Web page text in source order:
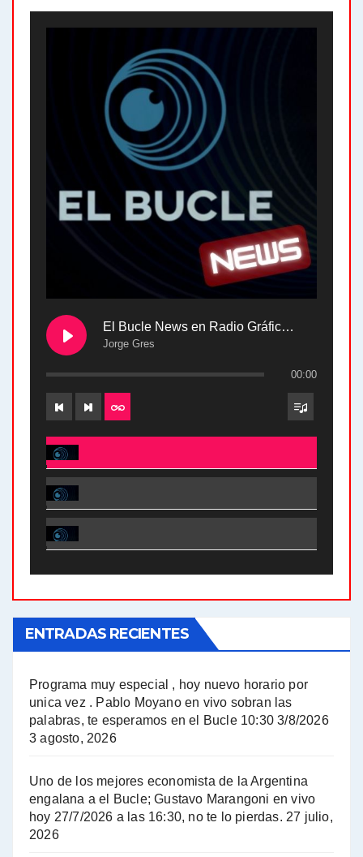
El Bucle News en Radio Gráfica. Bloque 2 . 28.04.24
Jorge Gres
00:00
El Bucle News en Radio Gráfica. Bloque 2 . 28.04.24 - Jorge Gres
El Bucle News en Radio Gráfica. Bloque 1 . 28.04.24 - Jorge Gres
El Bucle News en Radio Gráfica. Bloque 2 . 21.04.24 - Jorge Gres
A mayor poder al empresariado le cuesta encontrar resistencia - Jose Urtubey con Jorge Gres
Hugo Yasky : Día de la Militancia - Hugo Yasky con Jorge Gres
ENTRADAS RECIENTES
Programa muy especial , hoy nuevo horario por
unica vez . Pablo Moyano en vivo sobran las
palabras, te esperamos en el Bucle 10:30 3/8/2026
3 agosto, 2026
Uno de los mejores economista de la Argentina
engalana a el Bucle; Gustavo Marangoni en vivo
hoy 27/7/2026 a las 16:30, no te lo pierdas. 27 julio,
2026